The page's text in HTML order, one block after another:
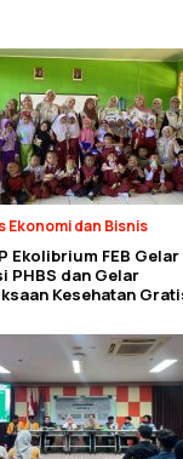
Ekonomi dan Bisnis
Ekolibrium FEB Gelar
PHBS dan Gelar
Kesehatan